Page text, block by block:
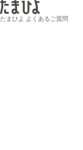
たまひよ よくあるご質問